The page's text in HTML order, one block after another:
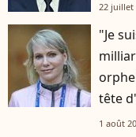
22 juillet
"Je
tête
1 août